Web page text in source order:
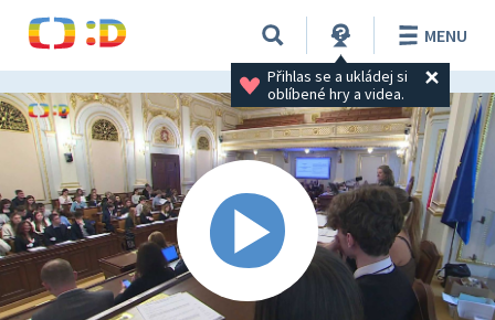
Přihlas se a ukládej si
oblíbené hry a videa.
MENU